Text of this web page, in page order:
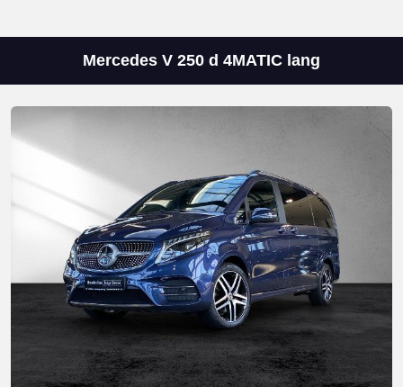
Mercedes V 250 d 4MATIC lang